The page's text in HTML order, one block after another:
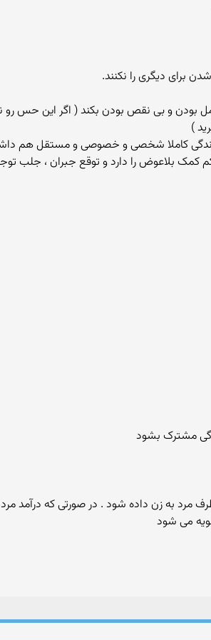
برای دیگری را نکنند.
بودن و بی نقص بودن بکند ( اگر این حس رو
)
، زندگی کاملا شخصی و خصوصی و مستقل هم
کمک بلاعوض را دارد و توقع جبران ، جلب
مشترک بشود
حقوق وحق بیمه به نرخ اداره کار از طرف مرد به زن داده شود . در صورتی که
می شود